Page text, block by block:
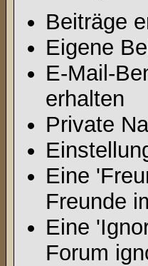
Beiträge
Eigene
E-Mail-
erhalten
Private
Eine
Freunde
Eine
Forum